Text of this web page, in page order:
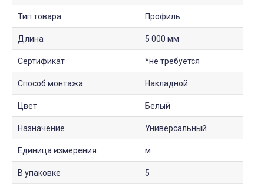
Тип товара Профиль
Длина 5 000 мм
Сертификат *не требуется
Способ монтажа Накладной
Цвет Белый
Назначение Универсальный
Единица измерения м
В упаковке 5